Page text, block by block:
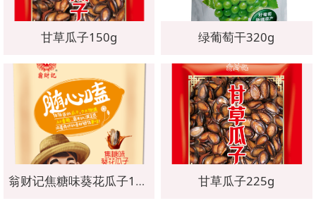
甘草瓜子150g 绿葡萄干320g
翁财记焦糖味葵花瓜子180g 甘草瓜子225g